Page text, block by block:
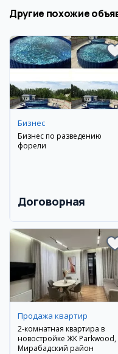
Другие похожие
Бизнес
Бизнес по разведению
форели
Договорная
Продажа квартир
2-комнатная квартира в
новостройке ЖК Parkwood,
Мирабадский район